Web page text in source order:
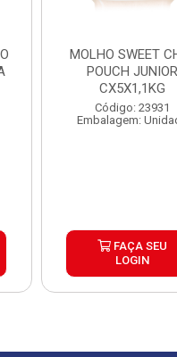
MOLHO SWEET
POUCH JUNIOR
CX5X1,1KG
Código: 23931
Embalagem:
FAÇA SEU
LOGIN